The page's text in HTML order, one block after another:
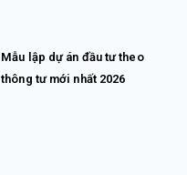
Mẫu lập dự án đầu tư theo
thông tư mới nhất 2026